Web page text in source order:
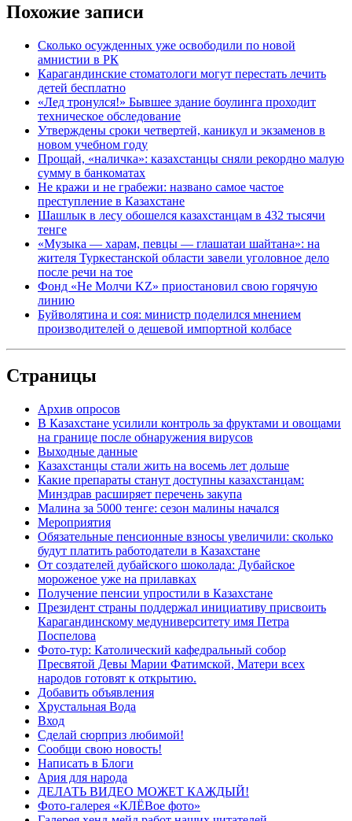
Похожие записи
Сколько осужденных уже освободили по новой
амнистии в РК
Карагандинские стоматологи могут перестать лечить
детей бесплатно
«Лед тронулся!» Бывшее здание боулинга проходит
техническое обследование
Утверждены сроки четвертей, каникул и экзаменов в
новом учебном году
Прощай, «наличка»: казахстанцы сняли рекордно малую
сумму в банкоматах
Не кражи и не грабежи: названо самое частое
преступление в Казахстане
Шашлык в лесу обошелся казахстанцам в 432 тысячи
тенге
«Музыка — харам, певцы — глашатаи шайтана»: на
жителя Туркестанской области завели уголовное дело
после речи на тое
Фонд «Не Молчи KZ» приостановил свою горячую
линию
Буйволятина и соя: министр поделился мнением
производителей о дешевой импортной колбасе
Страницы
Архив опросов
В Казахстане усилили контроль за фруктами и овощами
на границе после обнаружения вирусов
Выходные данные
Казахстанцы стали жить на восемь лет дольше
Какие препараты станут доступны казахстанцам:
Минздрав расширяет перечень закупа
Малина за 5000 тенге: сезон малины начался
Мероприятия
Обязательные пенсионные взносы увеличили: сколько
будут платить работодатели в Казахстане
От создателей дубайского шоколада: Дубайское
мороженое уже на прилавках
Получение пенсии упростили в Казахстане
Президент страны поддержал инициативу присвоить
Карагандинскому медуниверситету имя Петра
Поспелова
Фото-тур: Католический кафедральный собор
Пресвятой Девы Марии Фатимской, Матери всех
народов готовят к открытию.
Добавить объявления
Хрустальная Вода
Вход
Сделай сюрприз любимой!
Сообщи свою новость!
Написать в Блоги
Ария для народа
ДЕЛАТЬ ВИДЕО МОЖЕТ КАЖДЫЙ!
Фото-галерея «КЛЁВое фото»